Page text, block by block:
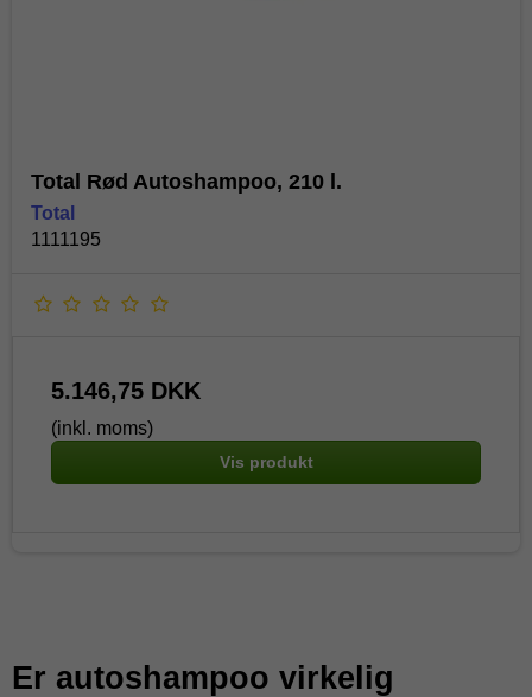
Total Rød Autoshampoo, 210 l.
Total
1111195
5.146,75 DKK
(inkl. moms)
Vis produkt
Er autoshampoo virkelig